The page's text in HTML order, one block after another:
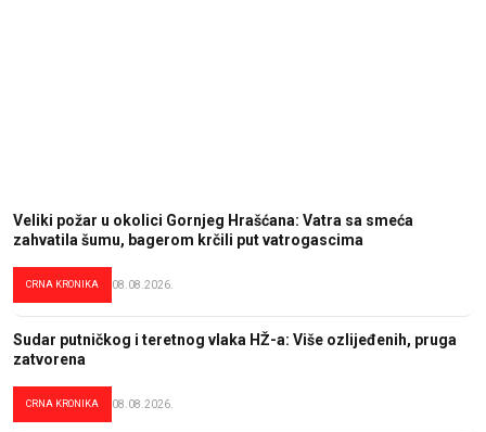
Veliki požar u okolici Gornjeg Hrašćana: Vatra sa smeća
zahvatila šumu, bagerom krčili put vatrogascima
CRNA KRONIKA 08.08.2026.
Sudar putničkog i teretnog vlaka HŽ-a: Više ozlijeđenih, pruga
zatvorena
CRNA KRONIKA 08.08.2026.